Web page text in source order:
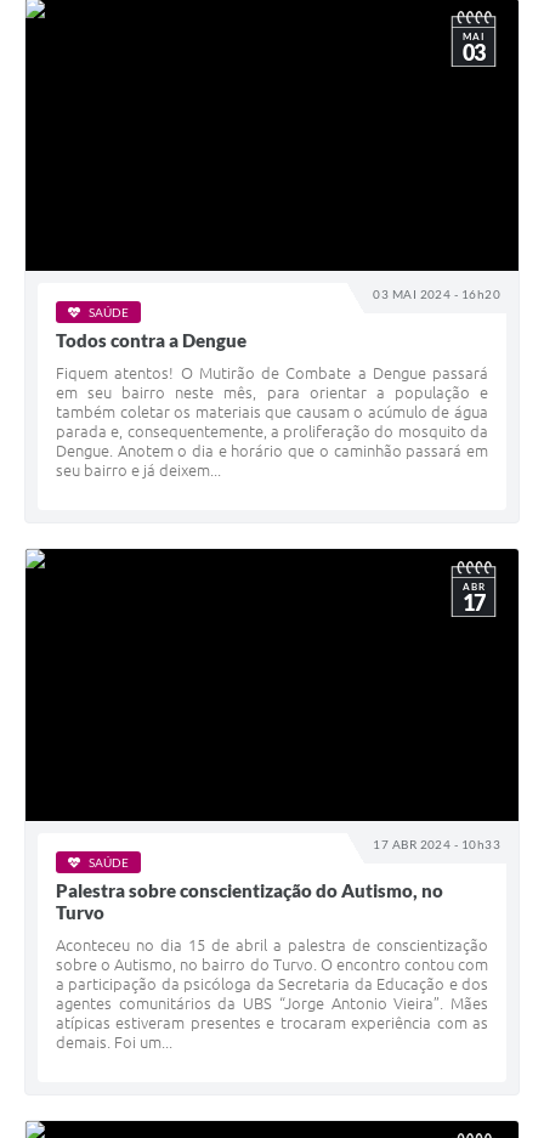
03 MAI 2024 - 16h20
MAI
03
SAÚDE
Todos contra a Dengue
Fiquem atentos! O Mutirão de Combate a Dengue passará
em seu bairro neste mês, para orientar a população e
também coletar os materiais que causam o acúmulo de água
parada e, consequentemente, a proliferação do mosquito da
Dengue. Anotem o dia e horário que o caminhão passará em
seu bairro e já deixem...
17 ABR 2024 - 10h33
ABR
17
SAÚDE
Palestra sobre conscientização do Autismo, no
Turvo
Aconteceu no dia 15 de abril a palestra de conscientização
sobre o Autismo, no bairro do Turvo. O encontro contou com
a participação da psicóloga da Secretaria da Educação e dos
agentes comunitários da UBS “Jorge Antonio Vieira”. Mães
atípicas estiveram presentes e trocaram experiência com as
demais. Foi um...